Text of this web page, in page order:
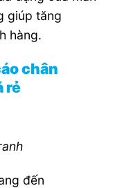
giúp tăng
hàng.
chân
rẻ
đến